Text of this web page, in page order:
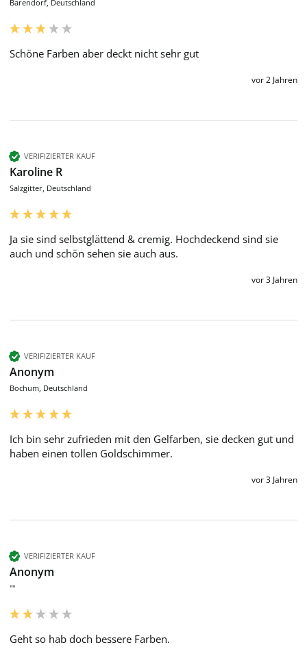
Barendorf, Deutschland
Schöne Farben aber deckt nicht sehr gut
vor 2 Jahren
VERIFIZIERTER KAUF
Karoline R
Salzgitter, Deutschland
Ja sie sind selbstglättend & cremig. Hochdeckend sind sie
auch und schön sehen sie auch aus.
vor 3 Jahren
VERIFIZIERTER KAUF
Anonym
Bochum, Deutschland
Ich bin sehr zufrieden mit den Gelfarben, sie decken gut und
haben einen tollen Goldschimmer.
vor 3 Jahren
VERIFIZIERTER KAUF
Anonym
""
Geht so hab doch bessere Farben.